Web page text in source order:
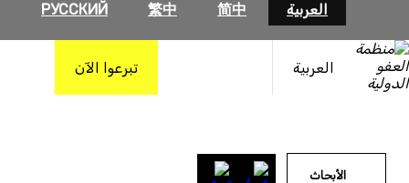
العربية
简中
繁中
РУССКИЙ
العربية تبرعوا الآن
الأبحاث